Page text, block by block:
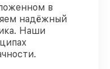
в
надёжный
Наши